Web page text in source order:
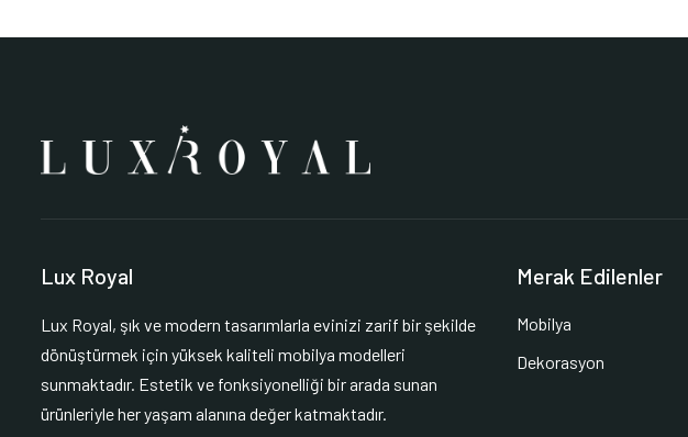
Lux Royal
Lux Royal, şık ve modern tasarımlarla evinizi zarif bir şekilde
dönüştürmek için yüksek kaliteli mobilya modelleri
sunmaktadır. Estetik ve fonksiyonelliği bir arada sunan
ürünleriyle her yaşam alanına değer katmaktadır.
Merak Edilenler
Mobilya
Dekorasyon